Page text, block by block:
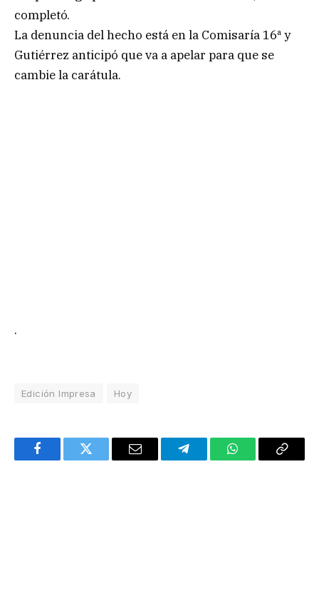
completó.
La denuncia del hecho está en la Comisaría 16ª y
Gutiérrez anticipó que va a apelar para que se
cambie la carátula.
.
Edición Impresa Hoy
FacebookTwitter Email TelegramWhatsAppCopy